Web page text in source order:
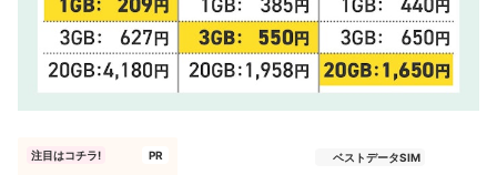
注目はコチラ! PR ベストデータSIM